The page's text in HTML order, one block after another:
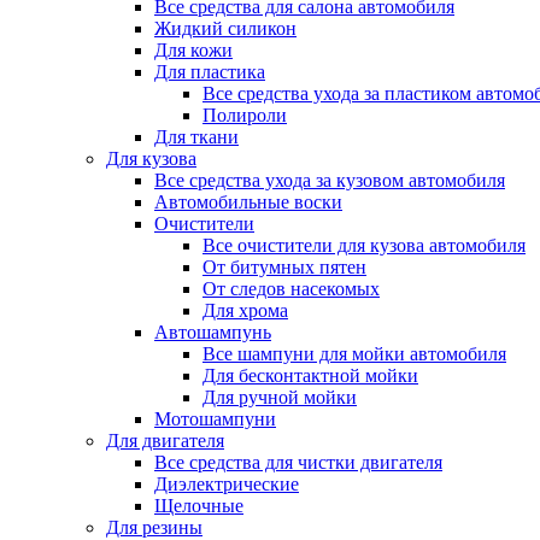
Все средства для салона автомобиля
Жидкий силикон
Для кожи
Для пластика
Все средства ухода за пластиком
Полироли
Для ткани
Для кузова
Все средства ухода за кузовом автомобиля
Автомобильные воски
Очистители
Все очистители для кузова автомобиля
От битумных пятен
От следов насекомых
Для хрома
Автошампунь
Все шампуни для мойки автомобиля
Для бесконтактной мойки
Для ручной мойки
Мотошампуни
Для двигателя
Все средства для чистки двигателя
Диэлектрические
Щелочные
Для резины